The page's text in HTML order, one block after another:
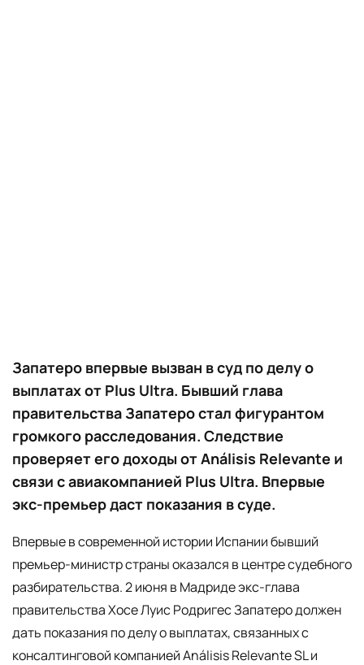
Запатеро впервые вызван в суд по делу о
выплатах от Plus Ultra. Бывший глава
правительства Запатеро стал фигурантом
громкого расследования. Следствие
проверяет его доходы от Análisis Relevante и
связи с авиакомпанией Plus Ultra. Впервые
экс-премьер даст показания в суде.
Впервые в современной истории Испании бывший
премьер-министр страны оказался в центре судебного
разбирательства. 2 июня в Мадриде экс-глава
правительства Хосе Луис Родригес Запатеро должен
дать показания по делу о выплатах, связанных с
консалтинговой компанией Análisis Relevante SL и